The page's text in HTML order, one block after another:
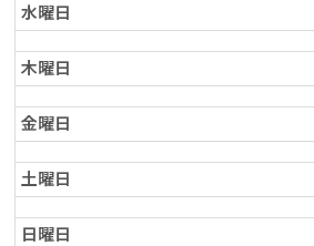
水曜日
木曜日
金曜日
土曜日
日曜日